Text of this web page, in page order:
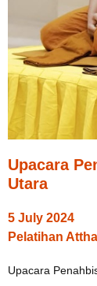
Upacara
Utara
5 July 2024
Pelatihan
Upacara